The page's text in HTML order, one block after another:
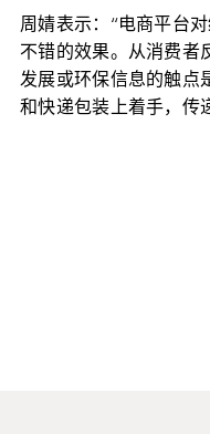
周婧表示：“电商平台
不错的效果。从消费者
发展或环保信息的触点
和快递包装上着手，传